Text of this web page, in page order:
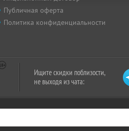
Публичная оферта
Политика конфиденциальности
Ищите скидки поблизости,
не выходя из чата: